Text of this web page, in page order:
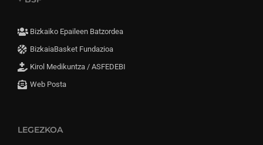
Bizkaiko Epaileen Batzordea
BizkaiaBasket Fundazioa
Kirol Medikuntza / ASFEDEBI
Web Posta
LEGEZKOA